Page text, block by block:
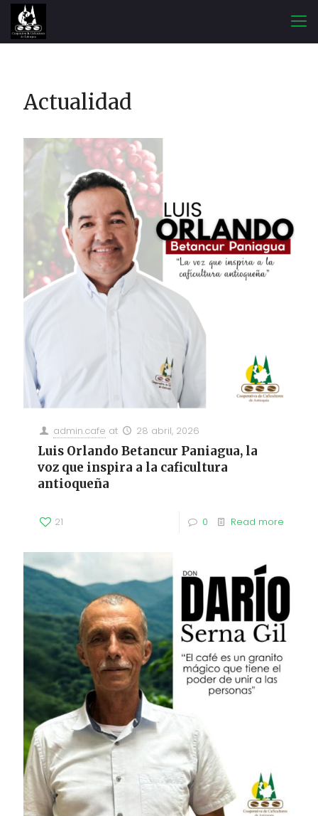
Actualidad
admin.cafe at 28 abril, 2026
Luis Orlando Betancur Paniagua, la
voz que inspira a la caficultura
antioqueña
21 0 Read more